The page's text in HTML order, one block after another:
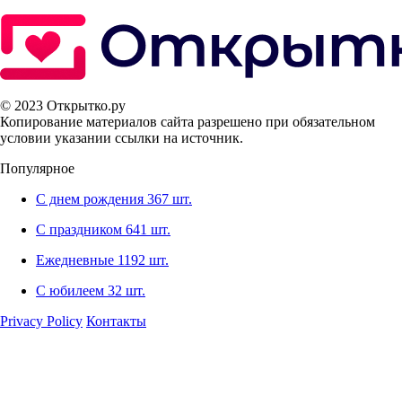
© 2023 Открытко.ру
Копирование материалов сайта разрешено при обязательном
условии указании ссылки на источник.
Популярное
С днем рождения 367 шт.
С праздником 641 шт.
Ежедневные 1192 шт.
С юбилеем 32 шт.
Privacy Policy Контакты